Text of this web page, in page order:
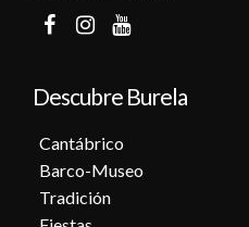
17
20
Descubre Burela
Cantábrico
Barco-Museo
Tradición